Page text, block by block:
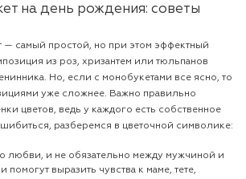
на день рождения: советы
— самый простой, но при этом эффектный
из роз, хризантем или тюльпанов
Но, если с монобукетами все ясно, то
уже сложнее. Важно правильно
цветов, ведь у каждого есть собственное
разберемся в цветочной символике:
любви, и не обязательно между мужчиной и
выразить чувства к маме, тете,